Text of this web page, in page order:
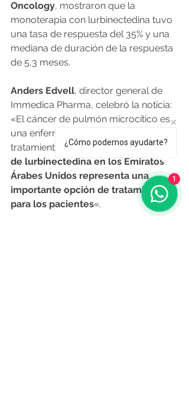
Oncology, mostraron que la
monoterapia con lurbinectedina tuvo
una tasa de respuesta del 35% y una
mediana de duración de la respuesta
de 5,3 meses.
Anders Edvell, director general de
Immedica Pharma, celebró la noticia:
«El cáncer de pulmón microcítico es
una enfermedad con opciones de
tratamiento limitadas. La aprobación
de lurbinectedina en los Emiratos
Árabes Unidos representa una
importante opción de tratamiento
para los pacientes«.
¿Cómo podemos ayudarte?
1